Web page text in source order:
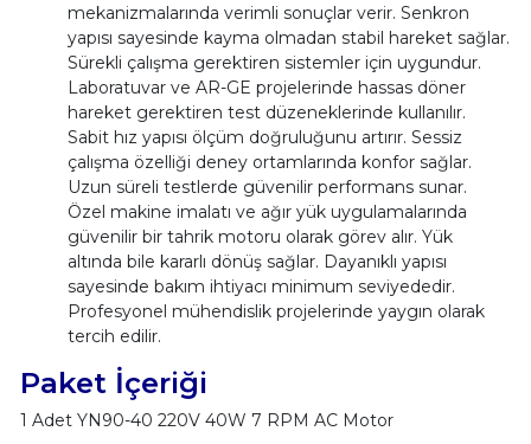
mekanizmalarında verimli sonuçlar verir. Senkron
yapısı sayesinde kayma olmadan stabil hareket sağlar.
Sürekli çalışma gerektiren sistemler için uygundur.
Laboratuvar ve AR-GE projelerinde hassas döner
hareket gerektiren test düzeneklerinde kullanılır.
Sabit hız yapısı ölçüm doğruluğunu artırır. Sessiz
çalışma özelliği deney ortamlarında konfor sağlar.
Uzun süreli testlerde güvenilir performans sunar.
Özel makine imalatı ve ağır yük uygulamalarında
güvenilir bir tahrik motoru olarak görev alır. Yük
altında bile kararlı dönüş sağlar. Dayanıklı yapısı
sayesinde bakım ihtiyacı minimum seviyededir.
Profesyonel mühendislik projelerinde yaygın olarak
tercih edilir.
Paket İçeriği
1 Adet YN90-40 220V 40W 7 RPM AC Motor